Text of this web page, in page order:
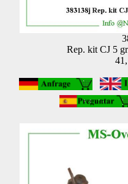
Rep. kit CJ 5